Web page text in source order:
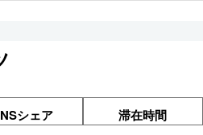
シェア 滞在時間